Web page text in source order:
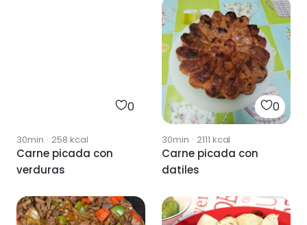
0
30min · 258 kcal
Carne picada con
verduras
0
30min · 2111 kcal
Carne picada con
datiles